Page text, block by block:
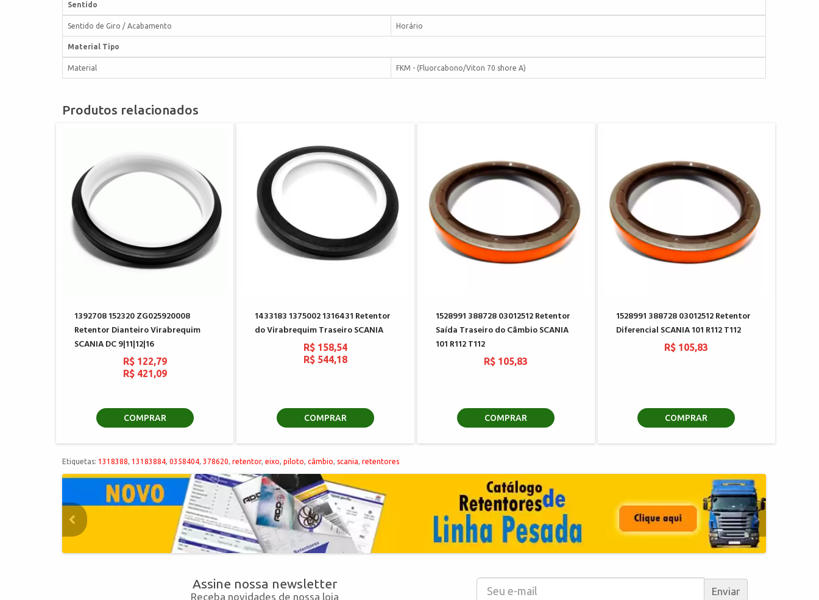
Sentido
Sentido de Giro / Acabamento Horário
Material Tipo
Material FKM - (Fluorcabono/Viton 70 shore A)
Produtos relacionados
1392708 152320 ZG025920008
Retentor Dianteiro Virabrequim
SCANIA DC 9|11|12|16
R$ 122,79
R$ 421,09
COMPRAR
1433183 1375002 1316431 Retentor
do Virabrequim Traseiro SCANIA
R$ 158,54
R$ 544,18
COMPRAR
1528991 388728 03012512 Retentor
Saída Traseiro do Câmbio SCANIA
101 R112 T112
R$ 105,83
COMPRAR
1528991 388728 03012512 Retentor
Diferencial SCANIA 101 R112 T112
R$ 105,83
COMPRAR
Etiquetas: 1318388 13183884 0358404 378620 retentor, eixo piloto câmbio scania retentores
Assine nossa newsletter
Receba novidades de nossa loja Enviar